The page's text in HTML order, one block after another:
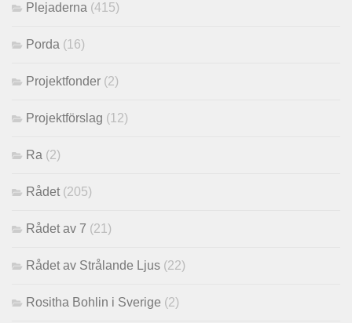
Plejaderna (415)
Porda (16)
Projektfonder (2)
Projektförslag (12)
Ra (2)
Rådet (205)
Rådet av 7 (21)
Rådet av Strålande Ljus (22)
Rositha Bohlin i Sverige (2)